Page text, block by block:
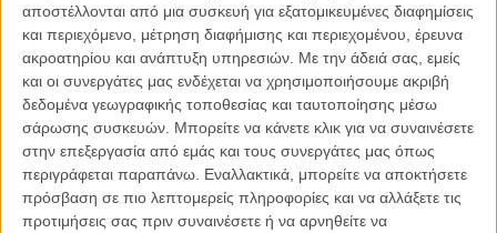
αποστέλλονται από μια συσκευή για εξατομικευμένες διαφημίσεις
και περιεχόμενο, μέτρηση διαφήμισης και περιεχομένου, έρευνα
ακροατηρίου και ανάπτυξη υπηρεσιών. Με την άδειά σας, εμείς
και οι συνεργάτες μας ενδέχεται να χρησιμοποιήσουμε ακριβή
δεδομένα γεωγραφικής τοποθεσίας και ταυτοποίησης μέσω
σάρωσης συσκευών. Μπορείτε να κάνετε κλικ για να συναινέσετε
στην επεξεργασία από εμάς και τους συνεργάτες μας όπως
περιγράφεται παραπάνω. Εναλλακτικά, μπορείτε να αποκτήσετε
πρόσβαση σε πιο λεπτομερείς πληροφορίες και να αλλάξετε τις
προτιμήσεις σας πριν συναινέσετε ή να αρνηθείτε να
Αν χρειαζόσασταν μια ακόμη απόδειξη πως μια ενδιαφέρουσα
ιστορία ή απλά ή Ιστορία δεν αρκεί για να κάνεις μια καλή ταινία, «οι
Σουφραζέτες» είναι εδώ για να σας την προσφέρουν. Το φιλμ ξεκινά
από ένα μέρος γεμάτο καλές προθέσεις για να χαθεί στην κόλαση
των καλοφτιαγμένων, καθώς πρέπει κλισέ, αδυνατώντας να χτίσει
αληθινούς, ολοκληρωμένους χαρακτήρες, μη μπορώντας να
ξεχωρίσει τους ήρωες από αυτά που συμβολίζουν, μπερδεύοντας
την πολιτική πλευρά της ιστορίας που θέλει να πει με την
μελοδραματική.